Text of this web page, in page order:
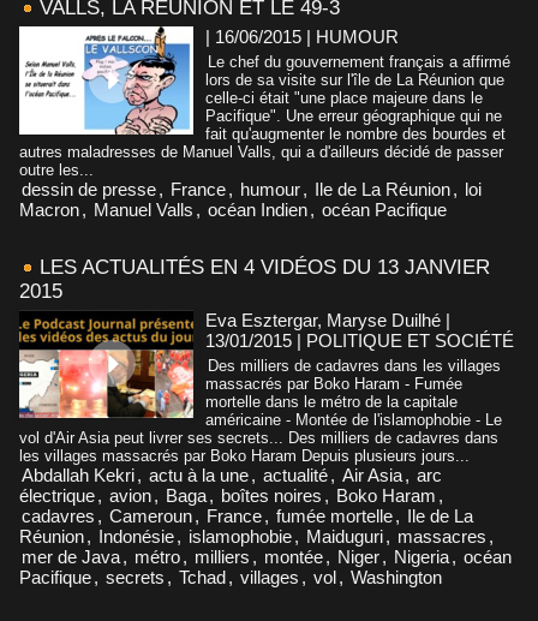
VALLS, LA RÉUNION ET LE 49-3
| 16/06/2015 | HUMOUR
Le chef du gouvernement français a affirmé
lors de sa visite sur l'île de La Réunion que
celle-ci était "une place majeure dans le
Pacifique". Une erreur géographique qui ne
fait qu'augmenter le nombre des bourdes et
autres maladresses de Manuel Valls, qui a d'ailleurs décidé de passer
outre les...
dessin de presse, France, humour, Ile de La Réunion, loi
Macron, Manuel Valls , océan Indien, océan Pacifique
LES ACTUALITÉS EN 4 VIDÉOS DU 13 JANVIER
2015
Eva Esztergar, Maryse Duilhé |
13/01/2015 | POLITIQUE ET SOCIÉTÉ
Des milliers de cadavres dans les villages
massacrés par Boko Haram - Fumée
mortelle dans le métro de la capitale
américaine - Montée de l'islamophobie - Le
vol d'Air Asia peut livrer ses secrets... Des milliers de cadavres dans
les villages massacrés par Boko Haram Depuis plusieurs jours...
Abdallah Kekri, actu à la une, actualité, Air Asia, arc
électrique, avion, Baga, boîtes noires , Boko Haram ,
cadavres , Cameroun, France, fumée mortelle, Ile de La
Réunion, Indonésie, islamophobie, Maiduguri, massacres ,
mer de Java, métro, milliers , montée, Niger, Nigeria, océan
Pacifique, secrets , Tchad, villages , vol, Washington